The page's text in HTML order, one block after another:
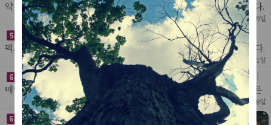
약 3,4년 전 모든 스타트업은 자신의 아이템 앞에 '인공지능'을 붙였다.
인공지능이 붙지 않으면 스타트업처럼 보이지가 않았다. 특히 배달, 교
육, 세탁, 쇼핑처럼 구시대적인 사업
[ My Idea ] 144 2022년 3월 9일
약해진 러시아를 중국이 가만히 둘까
팩트 : 중국의 동계 올림픽이 끝나자 러시아는 우크라이나를 침공했다.
* 푸틴 시나리오- 푸틴은 4일안에 전쟁을 끝낼 수 있다고 생각했다. 사
이버 테러와 가짜 뉴스로 우크라이나 온라
51 3 2022년 3월 1일
기업에서 일정을 체크하고 개인의 하루하루 성과를 체크하는 이
유는 무엇일까?
매일 똑같이 하는것은 기록할 필요가 없다.나는 매일 1시간 반 똑같은
운동을 하기에 그것을 체크하거나 기록하지 않는다. 샤워나 김치찌게
를 기록하지 않는 것과 같다 - 음식을 좋아하
[ 웬디 ] 25 2022년 2월 28일
카센터 사업을 주시하자